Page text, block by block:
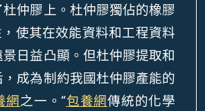
仲膠上。杜仲膠獨佔的橡膠
使其在效能資料和工程資料
日益凸顯。但杜仲膠提取和
成為制約我國杜仲膠產能的
網之一。“包養網傳統的化學